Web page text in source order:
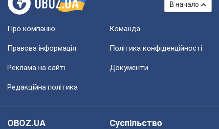
В начало
Про компанію Команда
Правова інформація Політика конфіденційності
Реклама на сайті Документи
Редакційна політика
OBOZ.UA
Суспільство